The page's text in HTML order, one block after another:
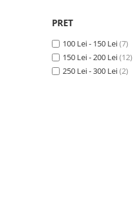
PRET
100 Lei - 150 Lei(7)
150 Lei - 200 Lei(12)
250 Lei - 300 Lei(2)